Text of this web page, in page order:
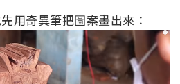
用奇異筆把圖案畫出來：